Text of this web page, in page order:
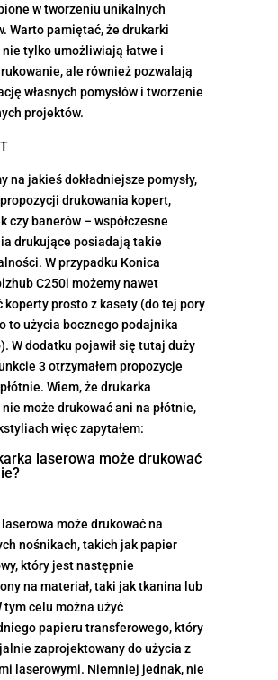
w tworzeniu unikalnych
Warto pamiętać, że drukarki
nie tylko umożliwiają łatwe i
ale również pozwalają
własnych pomysłów i tworzenie
projektów.
na jakieś dokładniejsze pomysły,
drukowania kopert,
czy banerów – współczesne
drukujące posiadają takie
W przypadku Konica
C250i możemy nawet
koperty prosto z kasety (do tej pory
to użycia bocznego podajnika
W dodatku pojawił się tutaj duży
3 otrzymałem propozycje
Wiem, że drukarka
nie może drukować ani na płótnie,
więc zapytałem:
laserowa może drukować
może drukować na
nośnikach, takich jak papier
który jest następnie
na materiał, taki jak tkanina lub
tym celu można użyć
papieru transferowego, który
zaprojektowany do użycia z
laserowymi. Niemniej jednak, nie